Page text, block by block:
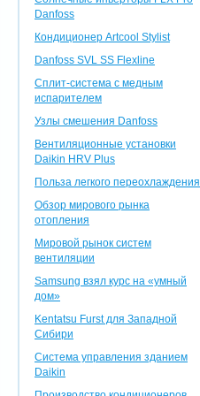
Danfoss
Кондиционер Artcool Stylist
Danfoss SVL SS Flexline
Сплит-система с медным
испарителем
Узлы смешения Danfoss
Вентиляционные установки
Daikin HRV Plus
Польза легкого переохлаждения
Обзор мирового рынка
отопления
Мировой рынок систем
вентиляции
Samsung взял курс на «умный
дом»
Kentatsu Furst для Западной
Сибири
Система управления зданием
Daikin